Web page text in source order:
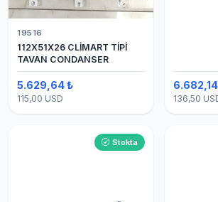
19516
112X51X26 CLİMART TİPİ
TAVAN CONDANSER
5.629,64 ₺
115,00 USD 136,50
Stokta